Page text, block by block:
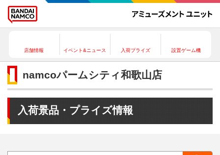
店舗情報 イベント&ニュース 入荷プライズ 設置ゲーム機
namcoパームシティ和歌山店
入荷景品・プライズ情報